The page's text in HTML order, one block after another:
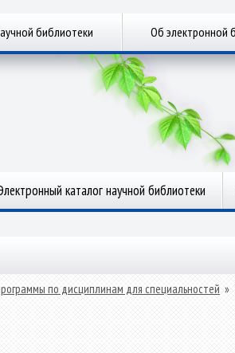
библиотеки Об электронной
каталог научной библиотеки
по дисциплинам для специальностей »